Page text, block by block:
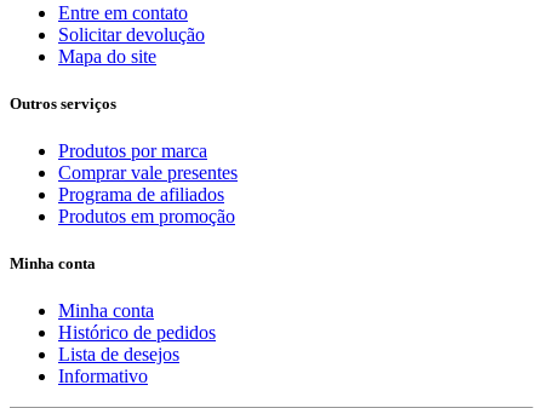
Entre em contato
Solicitar devolução
Mapa do site
Outros serviços
Produtos por marca
Comprar vale presentes
Programa de afiliados
Produtos em promoção
Minha conta
Minha conta
Histórico de pedidos
Lista de desejos
Informativo